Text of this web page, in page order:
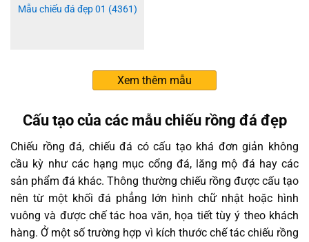
Mẫu chiếu đá đẹp 01 (4361)
Xem thêm mẫu
Cấu tạo của các mẫu chiếu rồng đá đẹp
Chiếu rồng đá, chiếu đá có cấu tạo khá đơn giản không
cầu kỳ như các hạng mục cổng đá, lăng mộ đá hay các
sản phẩm đá khác. Thông thường chiếu rồng được cấu tạo
nên từ một khối đá phẳng lớn hình chữ nhật hoặc hình
vuông và được chế tác hoa văn, họa tiết tùy ý theo khách
hàng. Ở một số trường hợp vì kích thước chế tác chiếu rồng